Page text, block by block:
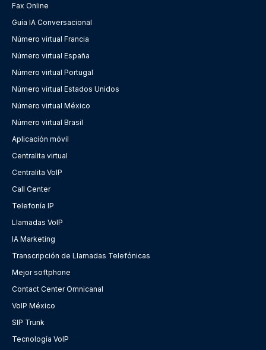
Fax Online
Guía IA Conversacional
Número virtual Francia
Número virtual España
Número virtual Portugal
Número virtual Estados Unidos
Número virtual México
Número virtual Brasil
Aplicación móvil
Centralita virtual
Centralita VoIP
Call Center
Telefonía IP
Llamadas VoIP
IA Marketing
Transcripción de Llamadas Telefónicas
Mejor softphone
Contact Center Omnicanal
VoIP México
SIP Trunk
Tecnología VoIP